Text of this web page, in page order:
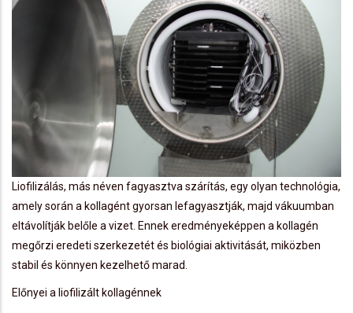
Liofilizálás, más néven fagyasztva szárítás, egy olyan technológia,
amely során a kollagént gyorsan lefagyasztják, majd vákuumban
eltávolítják belőle a vizet. Ennek eredményeképpen a kollagén
megőrzi eredeti szerkezetét és biológiai aktivitását, miközben
stabil és könnyen kezelhető marad.
Előnyei a liofilizált kollagénnek